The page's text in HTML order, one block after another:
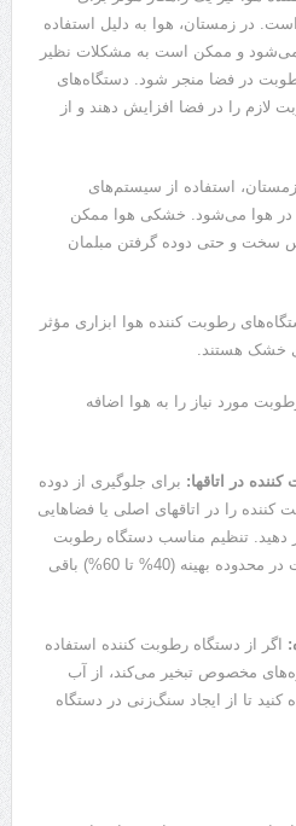
در زمستان، هوا به دلیل استفاده
و ممکن است به مشکلات نظیر
در فضا منجر شود. دستگاه‌های
لازم را در فضا افزایش دهند و از
استفاده از سیستم‌های
هوا می‌شود. خشکی هوا ممکن
و حتی دوده گرفتن مبلمان
رطوبت کننده هوا ابزاری مؤثر
خشک هستند.
مورد نیاز را به هوا اضافه
در اتاقها: برای جلوگیری از دوده
کننده را در اتاقهای اصلی یا فضاهایی
دهید. تنظیم مناسب دستگاه رطوبت
کننده مهم است تا نسبت رطوبت در محدوده بهینه (40% تا 60%) باقی
اگر از دستگاه رطوبت کننده استفاده
مخصوص تبخیر می‌کند، از آب
تا از ایجاد سنگ‌زنی در دستگاه